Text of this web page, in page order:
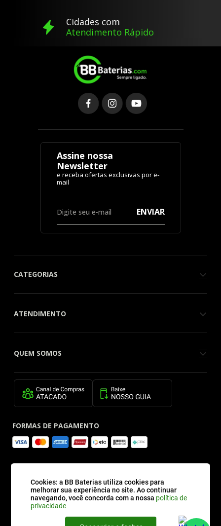
Cookies: a BB Baterias utiliza cookies para
melhorar sua experiência no site. Ao continuar
navegando, você concorda com a nossa política de
privacidade
Cidades com
Atendimento Rápido
Assine nossa
Newsletter
ENVIAR
CATEGORIAS
ATENDIMENTO
QUEM SOMOS
FORMAS DE PAGAMENTO
SITE SEGURO